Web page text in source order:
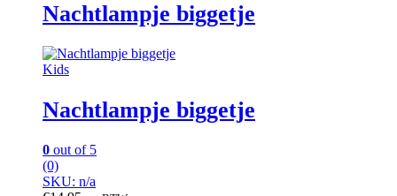
Nachtlampje biggetje
Kids
Nachtlampje biggetje
0 out of 5
(0)
SKU: n/a